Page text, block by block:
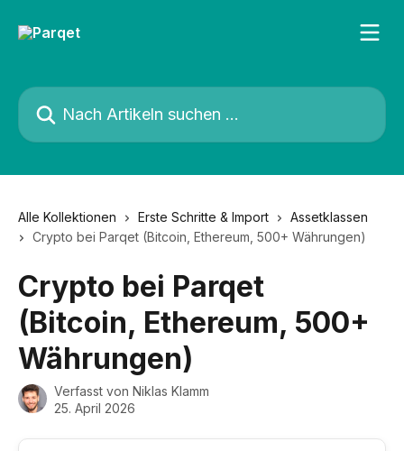
Nach Artikeln suchen …
Alle Kollektionen Erste Schritte & Import
Assetklassen
Crypto bei Parqet (Bitcoin, Ethereum, 500+ Währungen)
Crypto bei Parqet
(Bitcoin, Ethereum, 500+
Währungen)
Verfasst von Niklas Klamm
25. April 2026